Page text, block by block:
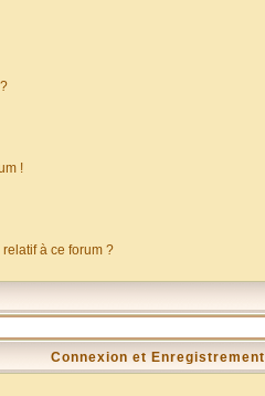
!
à ce forum ?
Connexion et Enregistrement